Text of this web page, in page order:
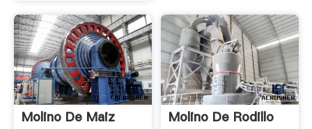
Molino De Maiz
Molino De Rodillo